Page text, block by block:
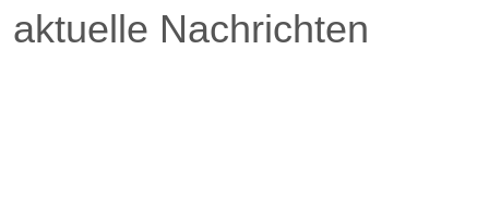
aktuelle Nachrichten